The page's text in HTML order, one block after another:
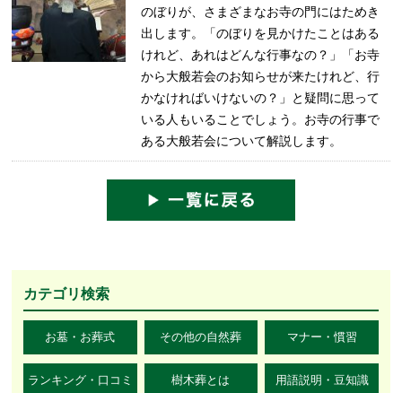
のぼりが、さまざまなお寺の門にはためき
出します。「のぼりを見かけたことはある
けれど、あれはどんな行事なの？」「お寺
から大般若会のお知らせが来たけれど、行
かなければいけないの？」と疑問に思って
いる人もいることでしょう。お寺の行事で
ある大般若会について解説します。
カテゴリ検索
お墓・お葬式 その他の自然葬 マナー・慣習
ランキング・口コミ 樹木葬とは 用語説明・豆知識